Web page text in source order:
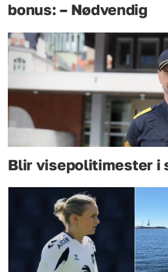
bonus: – Nødvendig
Blir visepolitimester i